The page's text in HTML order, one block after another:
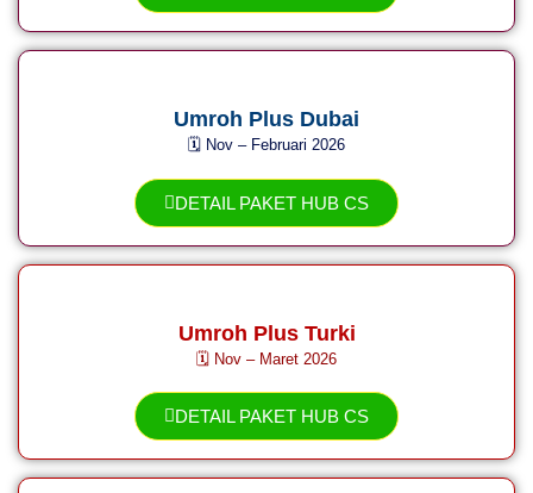
Umroh Plus Dubai
🗓️ Nov – Februari 2026
DETAIL PAKET HUB CS
Umroh Plus Turki
🗓️ Nov – Maret 2026
DETAIL PAKET HUB CS